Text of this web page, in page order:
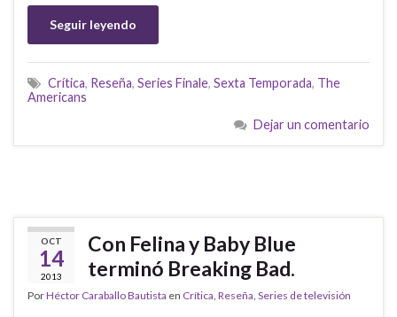
Seguir leyendo
Crítica, Reseña, Series Finale, Sexta Temporada, The
Americans
Dejar un comentario
OCT
14
2013
Con Felina y Baby Blue
terminó Breaking Bad.
PorHéctor Caraballo Bautista en Crítica, Reseña, Series de televisión